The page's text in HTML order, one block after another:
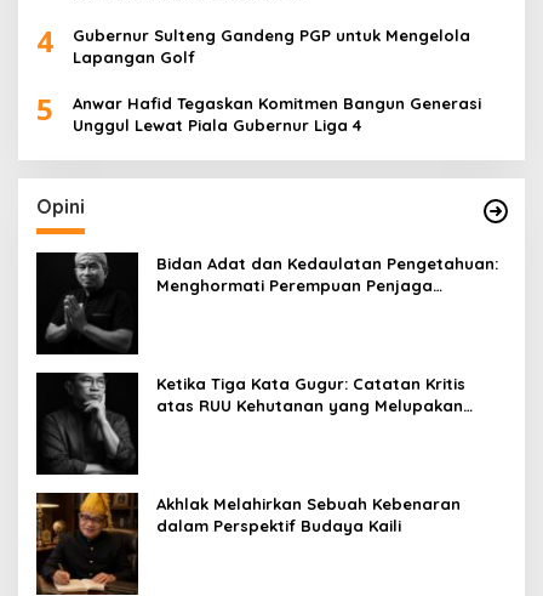
4
Gubernur Sulteng Gandeng PGP untuk Mengelola
Lapangan Golf
5
Anwar Hafid Tegaskan Komitmen Bangun Generasi
Unggul Lewat Piala Gubernur Liga 4
Opini
Bidan Adat dan Kedaulatan Pengetahuan:
Menghormati Perempuan Penjaga
Ketika Tiga Kata Gugur: Catatan Kritis
atas RUU Kehutanan yang Melupakan
Akhlak Melahirkan Sebuah Kebenaran
dalam Perspektif Budaya Kaili